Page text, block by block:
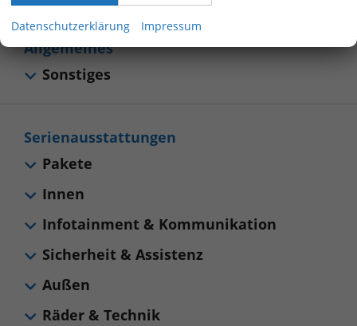
Allgemeines
Sonstiges
Serienausstattungen
Pakete
Innen
Infotainment & Kommunikation
Sicherheit & Assistenz
Außen
Räder & Technik
Datenschutzerklärung Impressum